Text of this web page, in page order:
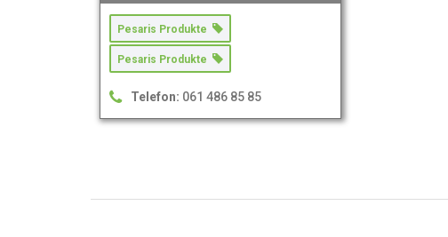
Pesaris Produkte
Pesaris Produkte
Telefon: 061 486 85 85